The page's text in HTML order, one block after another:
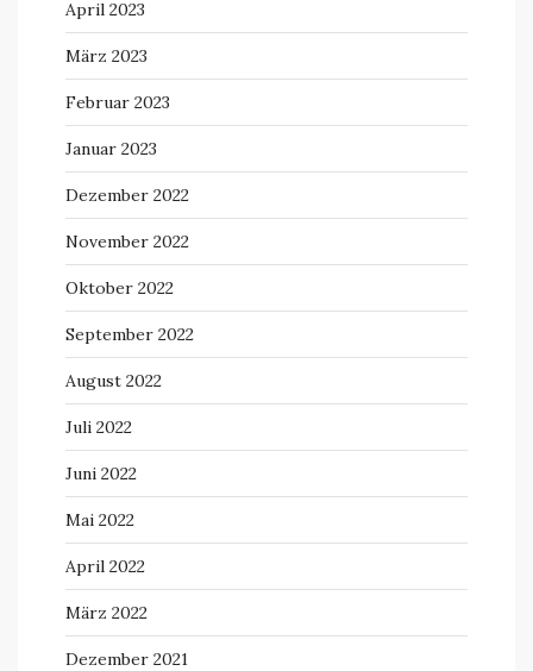
April 2023
März 2023
Februar 2023
Januar 2023
Dezember 2022
November 2022
Oktober 2022
September 2022
August 2022
Juli 2022
Juni 2022
Mai 2022
April 2022
März 2022
Dezember 2021